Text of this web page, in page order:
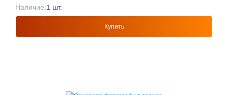
Купить
Наличие:1 шт.